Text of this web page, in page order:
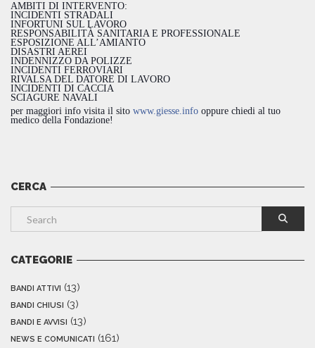
AMBITI DI INTERVENTO:
INCIDENTI STRADALI
INFORTUNI SUL LAVORO
RESPONSABILITÀ SANITARIA E PROFESSIONALE
ESPOSIZIONE ALL’AMIANTO
DISASTRI AEREI
INDENNIZZO DA POLIZZE
INCIDENTI FERROVIARI
RIVALSA DEL DATORE DI LAVORO
INCIDENTI DI CACCIA
SCIAGURE NAVALI
per maggiori info visita il sito www.giesse.info oppure chiedi al tuo
medico della Fondazione!
CERCA
CATEGORIE
BANDI ATTIVI (13)
BANDI CHIUSI (3)
BANDI E AVVISI (13)
NEWS E COMUNICATI (161)